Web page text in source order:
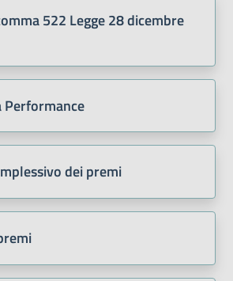
522 Legge 28 dicembre
Performance
dei premi